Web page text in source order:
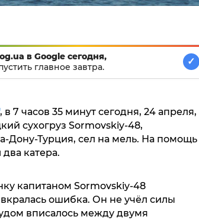
в Google сегодня,
главное завтра.
✓
, в 7 часов 35 минут сегодня, 24 апреля,
сухогруз Sormovskiy-48,
Дону-Турция, сел на мель. На помощь
катера.
капитаном Sormovskiy-48
ошибка. Он не учёл силы
вписалось между двумя